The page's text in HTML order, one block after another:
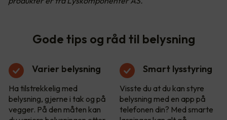
Gode tips og råd til belysning
Varier belysning
Ha tilstrekkelig med
belysning, gjerne i tak og på
vegger. På den måten kan
Smart lysstyring
Visste du at du kan styre
belysning med en app på
telefonen din? Med smarte